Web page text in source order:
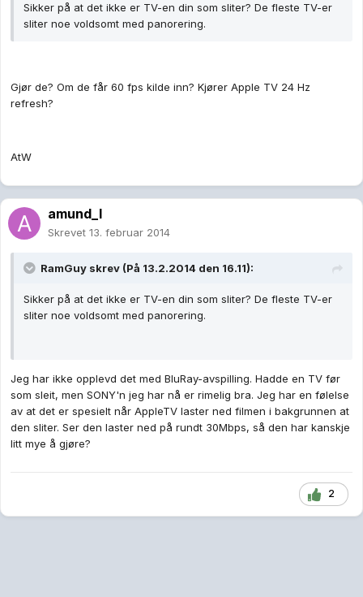
Sikker på at det ikke er TV-en din som sliter? De fleste TV-er
sliter noe voldsomt med panorering.
Gjør de? Om de får 60 fps kilde inn? Kjører Apple TV 24 Hz
refresh?
AtW
amund_l
Skrevet 13. februar 2014
RamGuy skrev (På 13.2.2014 den 16.11):
Sikker på at det ikke er TV-en din som sliter? De fleste TV-er
sliter noe voldsomt med panorering.
Jeg har ikke opplevd det med BluRay-avspilling. Hadde en TV før
som sleit, men SONY'n jeg har nå er rimelig bra. Jeg har en følelse
av at det er spesielt når AppleTV laster ned filmen i bakgrunnen at
den sliter. Ser den laster ned på rundt 30Mbps, så den har kanskje
litt mye å gjøre?
2